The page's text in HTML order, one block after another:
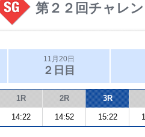
第２２回チャレ
11月20日
２日目
1R 2R 3R
14:22 14:52 15:22